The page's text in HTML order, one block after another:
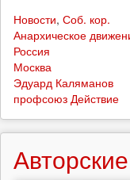
Новости, Соб. кор.
Анархическое
Россия
Москва
Эдуард Каляманов
профсоюз Действие